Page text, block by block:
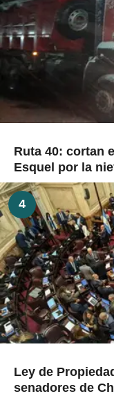
Ruta 40: cortan
Esquel por la
4
Ley de
senadores de